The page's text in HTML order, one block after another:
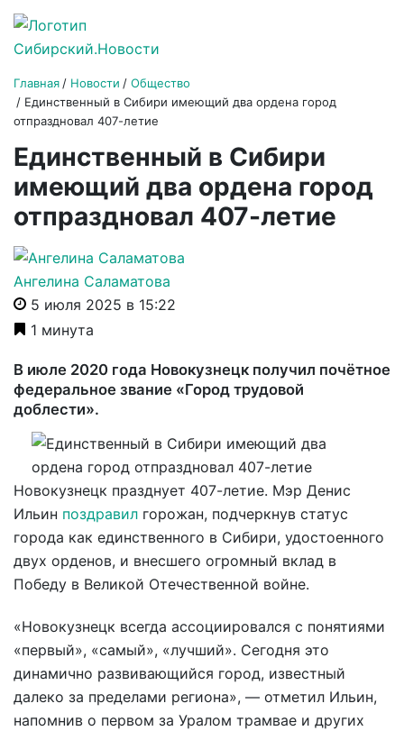
Главная Новости
Общество
Единственный в Сибири имеющий два ордена город
отпраздновал 407-летие
Единственный в Сибири
имеющий два ордена город
отпраздновал 407-летие
Ангелина Саламатова
5 июля 2025 в 15:22
1 минута
В июле 2020 года Новокузнецк получил почётное
федеральное звание «Город трудовой
доблести».
Новокузнецк празднует 407-летие. Мэр Денис
Ильин поздравил горожан, подчеркнув статус
города как единственного в Сибири, удостоенного
двух орденов, и внесшего огромный вклад в
Победу в Великой Отечественной войне.
«Новокузнецк всегда ассоциировался с понятиями
«первый», «самый», «лучший». Сегодня это
динамично развивающийся город, известный
далеко за пределами региона», — отметил Ильин,
напомнив о первом за Уралом трамвае и других